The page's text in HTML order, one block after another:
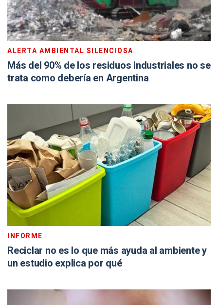
ALERTA AMBIENTAL SILENCIOSA
Más del 90% de los residuos industriales no se
trata como debería en Argentina
INFORME
Reciclar no es lo que más ayuda al ambiente y
un estudio explica por qué